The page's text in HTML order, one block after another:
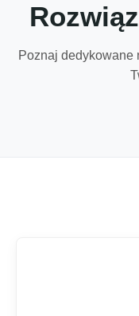
Poznaj dedykowane